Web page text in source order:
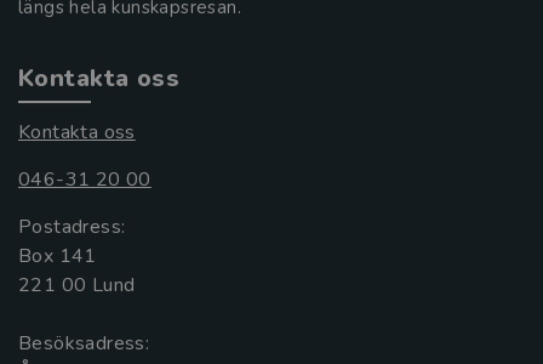
längs hela kunskapsresan.
Kontakta oss
Kontakta oss
046-31 20 00
Postadress:
Box 141
221 00 Lund
Besöksadress: